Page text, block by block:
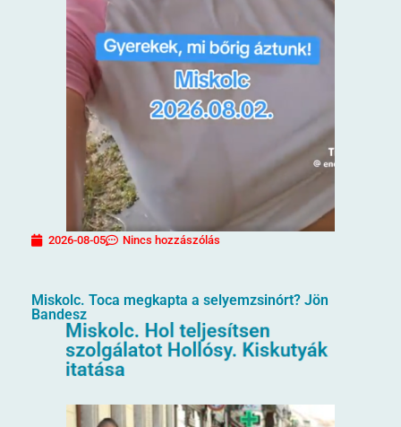
2026-08-05 Nincs hozzászólás
Miskolc. Toca megkapta a selyemzsinórt? Jön
Bandesz